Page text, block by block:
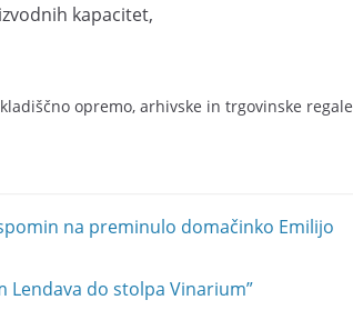
kapacitet,
opremo, arhivske in trgovinske regale
spomin na preminulo domačinko Emilijo
Lendava do stolpa Vinarium”